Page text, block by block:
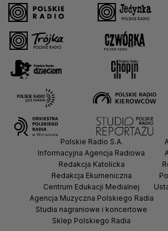
Polskie Radio S.A.
Informacyjna Agencja Radiowa
Redakcja Katolicka
Redakcja Ekumeniczna
Centrum Edukacji Medialnej
Agencja Muzyczna Polskiego Radia
Studia nagraniowe i koncertowe
Sklep Polskiego Radia